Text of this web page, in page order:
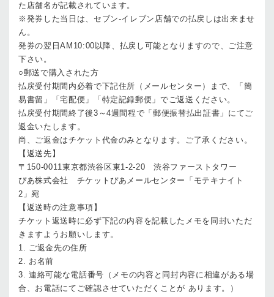
た店舗名が記載されています。
※発券した当日は、セブン-イレブン店舗での払戻しは出来ませ
ん。
発券の翌日AM10:00以降、払戻し可能となりますので、ご注意
下さい。
○郵送で購入された方
払戻受付期間内必着で下記住所（メールセンター）まで、「簡
易書留」「宅配便」「特定記録郵便」でご返送ください。
払戻受付期間終了後3～4週間程で「郵便振替払出証書」にてご
返金いたします。
尚、ご返金はチケット代金のみとなります。ご了承ください。
【返送先】
〒150-0011東京都渋谷区東1-2-20 渋谷ファーストタワー
ぴあ株式会社 チケットぴあメールセンター「モテキナイト
2」宛
【返送時の注意事項】
チケット返送時に必ず下記の内容を記載したメモを同封いただ
きますようお願いします。
1. ご返金先の住所
2. お名前
3. 連絡可能な電話番号（メモの内容と同封内容に相違がある場
合、お電話にてご確認させていただくことが あります。）